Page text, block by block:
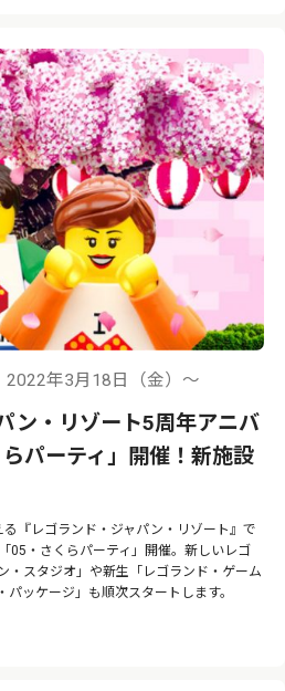
2022年3月18日（金）〜
ン・リゾート5周年アニバ
パーティ」開催！新施設
『レゴランド・ジャパン・リゾート』で
05・さくらパーティ」開催。新しいレゴ
・スタジオ」や新生「レゴランド・ゲーム
ッケージ」も順次スタートします。